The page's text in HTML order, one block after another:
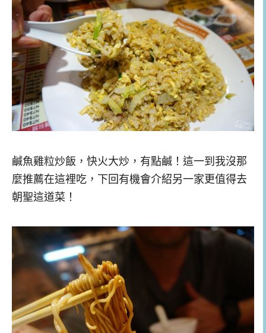
鹹魚雞粒炒飯，快火大炒，有點鹹！這一到我沒那
麼推薦在這裡吃，下回有機會介紹另一家更值得去
朝聖這道菜！